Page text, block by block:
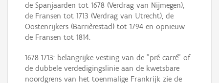
de Spanjaarden tot 1678 (Verdrag van Nijmegen),
de Fransen tot 1713 (Verdrag van Utrecht), de
Oostenrijkers (Barrièrestad) tot 1794 en opnieuw
de Fransen tot 1814.
1678-1713: belangrijke vesting van de "pré-carré" of
de dubbele verdedigingslinie aan de kwetsbare
noordgrens van het toenmalige Frankrijk zie de